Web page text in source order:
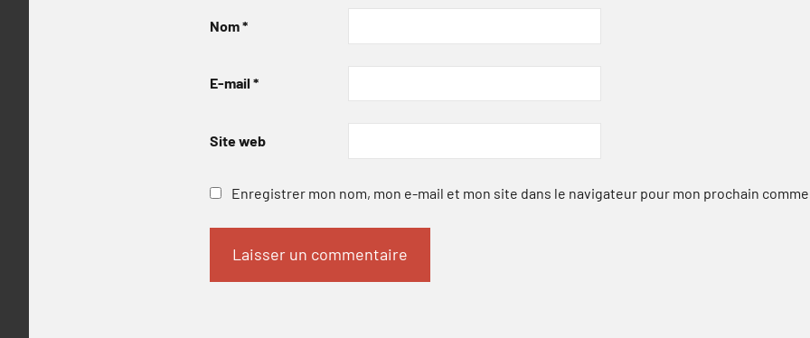
Nom*
E-mail *
Site web
Enregistrer mon nom, mon e-mail et mon site dans le navigateur pour mon prochain